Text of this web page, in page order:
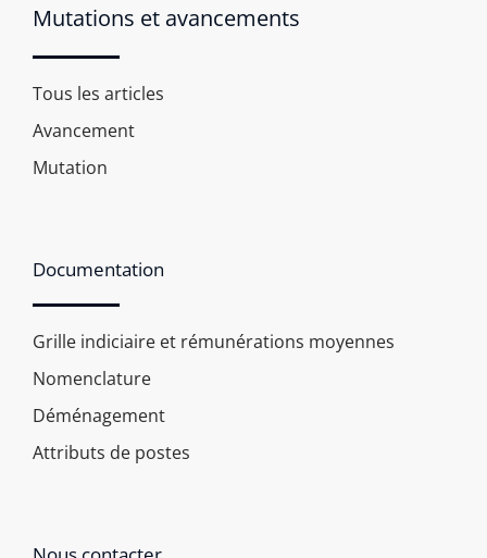
Mutations et avancements
Tous les articles
Avancement
Mutation
Documentation
Grille indiciaire et rémunérations moyennes
Nomenclature
Déménagement
Attributs de postes